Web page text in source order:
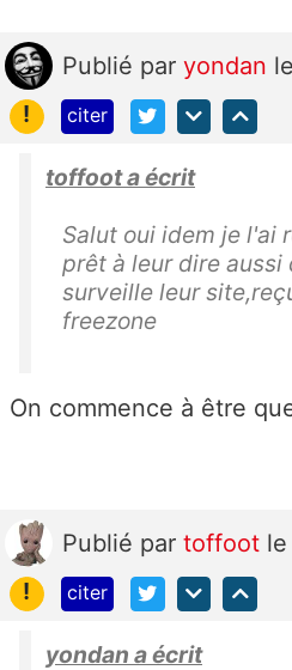
Publié par yondan
!
citer
toffoot a écrit
Salut oui idem je l'ai
prêt à leur dire
surveille leur
freezone
On commence à être
Publié par toffoot
!
citer
yondan a écrit